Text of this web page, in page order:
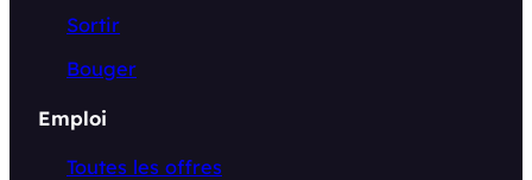
Sortir
Bouger
Emploi
Toutes les offres